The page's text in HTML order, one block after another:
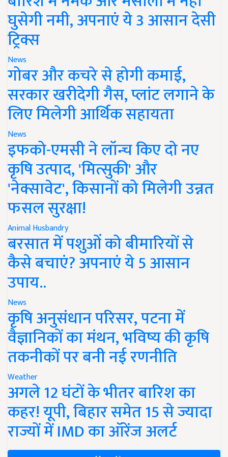
घुसेगी नमी, अपनाएं ये 3 आसान देसी
ट्रिक्स
News
गोबर और कचरे से होगी कमाई,
सरकार खरीदेगी गैस, प्लांट लगाने के
लिए मिलेगी आर्थिक सहायता
News
इफको-एमसी ने लॉन्च किए दो नए
कृषि उत्पाद, 'मित्सुकी' और
'नेक्सावेट', किसानों को मिलेगी उन्नत
फसल सुरक्षा!
Animal Husbandry
बरसात में पशुओं को बीमारियों से
कैसे बचाएं? अपनाएं ये 5 आसान
उपाय..
News
कृषि अनुसंधान परिसर, पटना में
वैज्ञानिकों का मंथन, भविष्य की कृषि
तकनीकों पर बनी नई रणनीति
Weather
अगले 12 घंटों के भीतर बारिश का
कहर! यूपी, बिहार समेत 15 से ज्यादा
राज्यों में IMD का ऑरेंज अलर्ट